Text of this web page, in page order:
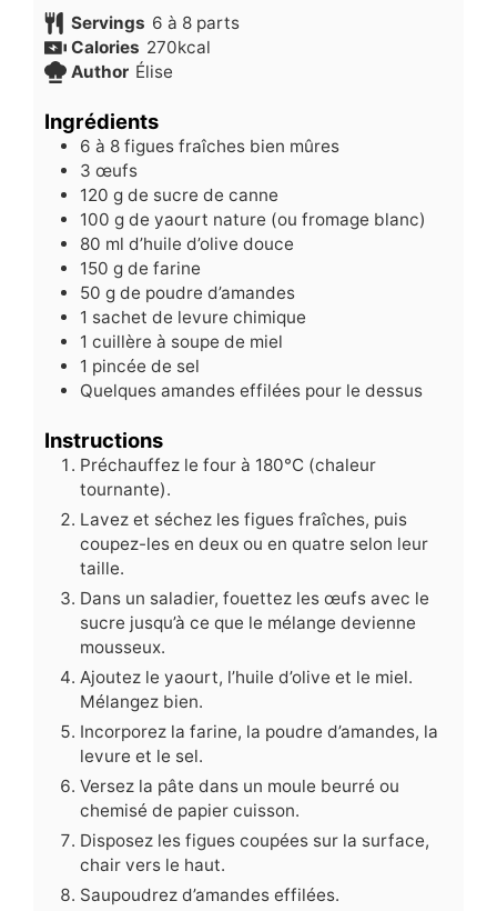
Servings 6 à 8 parts
Calories 270kcal
Author Élise
Ingrédients
6 à 8 figues fraîches bien mûres
3 œufs
120 g de sucre de canne
100 g de yaourt nature (ou fromage blanc)
80 ml d’huile d’olive douce
150 g de farine
50 g de poudre d’amandes
1 sachet de levure chimique
1 cuillère à soupe de miel
1 pincée de sel
Quelques amandes effilées pour le dessus
Instructions
Préchauffez le four à 180°C (chaleur
tournante).
Lavez et séchez les figues fraîches, puis
coupez-les en deux ou en quatre selon leur
taille.
Dans un saladier, fouettez les œufs avec le
sucre jusqu’à ce que le mélange devienne
mousseux.
Ajoutez le yaourt, l’huile d’olive et le miel.
Mélangez bien.
Incorporez la farine, la poudre d’amandes, la
levure et le sel.
Versez la pâte dans un moule beurré ou
chemisé de papier cuisson.
Disposez les figues coupées sur la surface,
chair vers le haut.
Saupoudrez d’amandes effilées.